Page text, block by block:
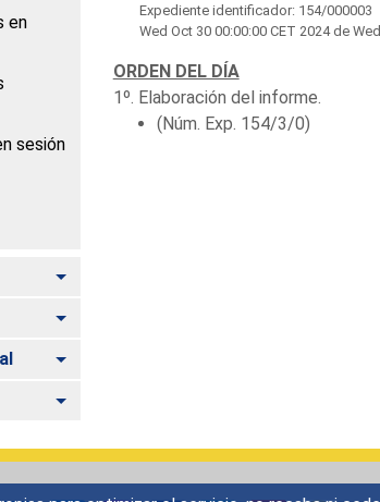
en
sesión
Alternar
Alternar
Alternar
Alternar
Expediente identificador: 154/000003
Wed Oct 30 00:00:00 CET 2024de
ORDEN DEL DÍA
1º. Elaboración del informe.
(Núm. Exp. 154/3/0)